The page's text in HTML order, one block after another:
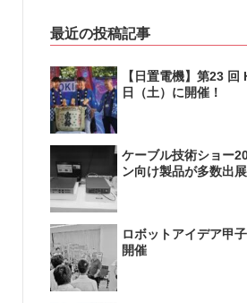
最近の投稿記事
【日置電機】第23
日（土）に開催！
ケーブル技術ショー
ン向け製品が多数出展
ロボットアイデア甲
開催